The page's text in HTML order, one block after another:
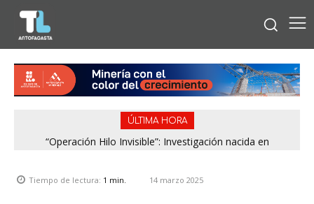
ÚLTIMA HORA
“Operación Hilo Invisible”: Investigación nacida en
Tiempo de lectura: 1 min. 14 marzo 2025